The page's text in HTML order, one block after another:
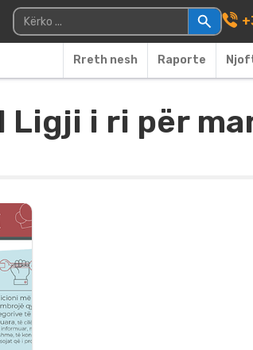
Main
Kërko për:
Rreth nesh Raporte
i ri për